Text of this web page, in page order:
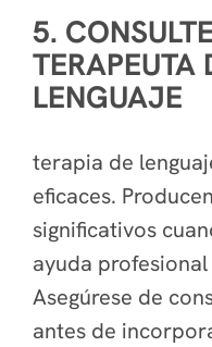
5.
TERAPEUTA
LENGUAJE
terapia de
eficaces.
significativos
ayuda
Asegúrese de
antes de